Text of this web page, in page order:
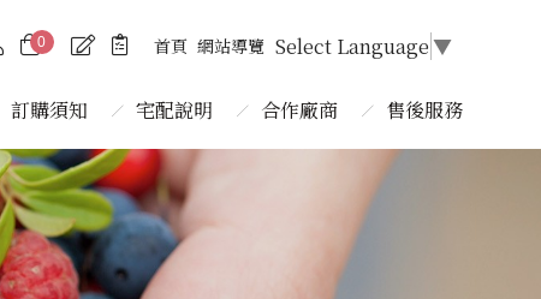
0 首頁 網站導覽 Select Language▼
訂購須知 宅配說明 合作廠商 售後服務